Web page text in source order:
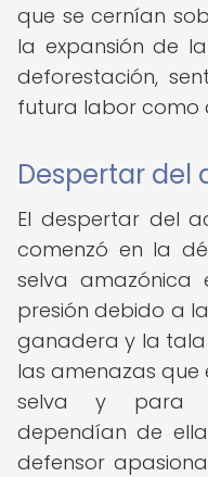
que se cernían
la expansión de
deforestación,
futura labor como
Despertar del
El despertar del
comenzó en la
selva amazónica
presión debido a
ganadera y la tala
las amenazas
selva y para
dependían de
defensor